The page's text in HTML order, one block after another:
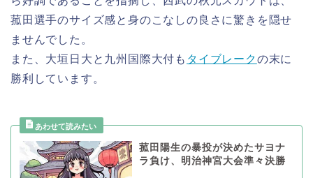
菰田選手のサイズ感と身のこなしの良さに驚きを隠せ
ませんでした。
また、大垣日大と九州国際大付も タイブレークの末に
勝利しています。
菰田陽生の暴投が決めたサヨナ
ラ負け、明治神宮大会準々決勝